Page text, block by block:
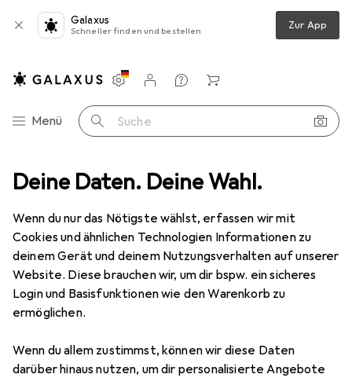
Deine Daten. Deine Wahl.
Wenn du nur das Nötigste wählst, erfassen wir mit
Cookies und ähnlichen Technologien Informationen zu
deinem Gerät und deinem Nutzungsverhalten auf unserer
Website. Diese brauchen wir, um dir bspw. ein sicheres
Login und Basisfunktionen wie den Warenkorb zu
ermöglichen.
Wenn du allem zustimmst, können wir diese Daten
darüber hinaus nutzen, um dir personalisierte Angebote
Galaxus
Schneller finden und bestellen Zur App
Navigation nach Kategorien
Menü Suche
Einstellungen
Kundenkonto
Vergleichslisten
Merklisten
Warenkorb
Steckschlüssel + Stecknuss Gedore 3295 Kardangelenk 3/4"
6 Bilder
Gedore3295 Kardangelenk 3/4"
Preis in EUR inkl. MwSt.
EUR
90,88